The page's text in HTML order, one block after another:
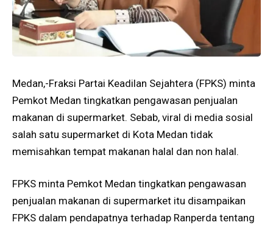
Medan,-Fraksi Partai Keadilan Sejahtera (FPKS) minta
Pemkot Medan tingkatkan pengawasan penjualan
makanan di supermarket. Sebab, viral di media sosial
salah satu supermarket di Kota Medan tidak
memisahkan tempat makanan halal dan non halal.
FPKS minta Pemkot Medan tingkatkan pengawasan
penjualan makanan di supermarket itu disampaikan
FPKS dalam pendapatnya terhadap Ranperda tentang